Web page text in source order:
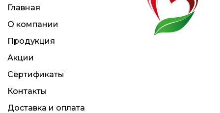
Главная
О компании
Продукция
Акции
Сертификаты
Контакты
Доставка и оплата